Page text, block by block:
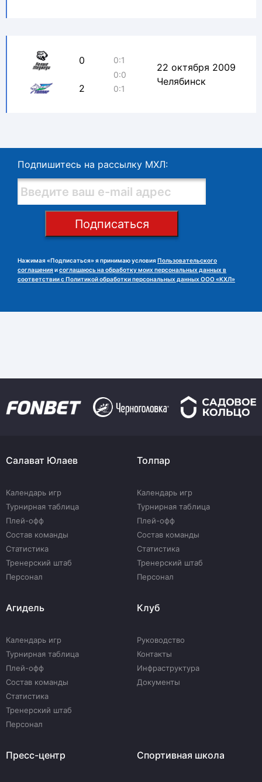
0
2
0:1
0:0
0:1
22 октября 2009
Челябинск
Подпишитесь на рассылку МХЛ:
Подписаться
Нажимая «Подписаться» я принимаю условия Пользовательского
соглашения исоглашаюсь на обработку моих персональных данных в
соответствии с Политикой обработки персональных данных ООО «КХЛ»
Салават Юлаев
Календарь игр
Турнирная таблица
Плей-офф
Состав команды
Статистика
Тренерский штаб
Персонал
Толпар
Календарь игр
Турнирная таблица
Плей-офф
Состав команды
Статистика
Тренерский штаб
Персонал
Агидель
Календарь игр
Турнирная таблица
Плей-офф
Состав команды
Статистика
Тренерский штаб
Персонал
Клуб
Руководство
Контакты
Инфраструктура
Документы
Пресс-центр Спортивная школа